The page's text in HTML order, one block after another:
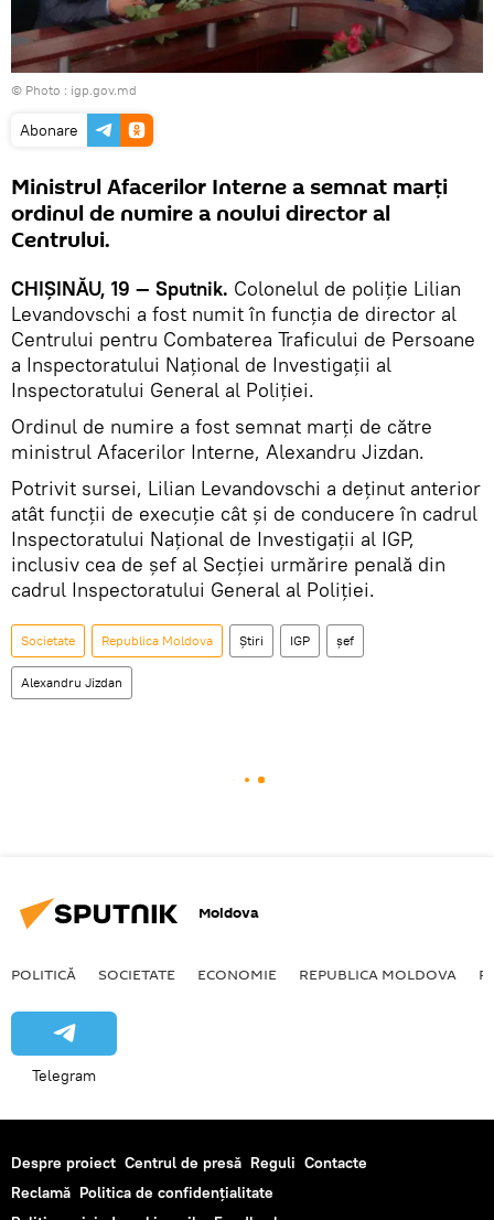
© Photo : igp.gov.md
Abonare
Ministrul Afacerilor Interne a semnat marţi
ordinul de numire a noului director al
Centrului.
CHIŞINĂU, 19 — Sputnik. Colonelul de poliţie Lilian
Levandovschi a fost numit în funcţia de director al
Centrului pentru Combaterea Traficului de Persoane
a Inspectoratului Național de Investigații al
Inspectoratului General al Poliției.
Ordinul de numire a fost semnat marţi de către
ministrul Afacerilor Interne, Alexandru Jizdan.
Potrivit sursei, Lilian Levandovschi a deținut anterior
atât funcții de execuție cât și de conducere în cadrul
Inspectoratului Național de Investigații al IGP,
inclusiv cea de șef al Secţiei urmărire penală din
cadrul Inspectoratului General al Poliției.
Societate Republica Moldova Știri IGP şef
Alexandru Jizdan
Moldova
POLITICĂ SOCIETATE ECONOMIE REPUBLICA MOLDOVA
Telegram
Despre proiect Centrul de presă Reguli Contacte
Reclamă Politica de confidențialitate